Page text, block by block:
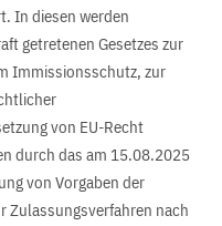
In diesen werden
getretenen Gesetzes zur
Immissionsschutz, zur
von EU-Recht
durch das am 15.08.2025
von Vorgaben der
Zulassungsverfahren nach